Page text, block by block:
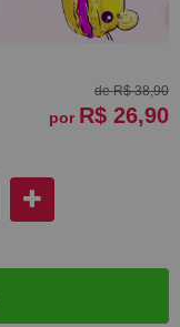
de R$ 38,90
por R$ 26,90